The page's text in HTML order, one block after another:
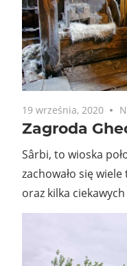
19 września, 2020
Zagroda
Sârbi, to wioska
zachowało się
oraz kilka